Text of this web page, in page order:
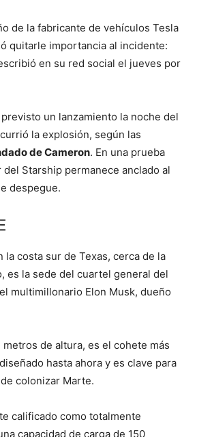
de la fabricante de vehículos Tesla
quitarle importancia al incidente:
en su red social el jueves por
un lanzamiento la noche del
la explosión, según las
de Cameron. En una prueba
Starship permanece anclado al
despegue.
la costa sur de Texas, cerca de la
es la sede del cuartel general del
multimillonario Elon Musk, dueño
metros de altura, es el cohete más
hasta ahora y es clave para
colonizar Marte.
calificado como totalmente
capacidad de carga de 150